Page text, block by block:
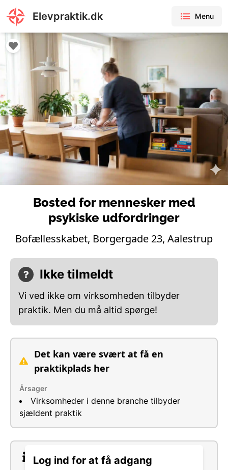
Elevpraktik.dk Menu
Log ind for at få adgang
Bosted for mennesker med
psykiske udfordringer
Bofællesskabet, Borgergade 23, Aalestrup
Ikke tilmeldt
Vi ved ikke om virksomheden tilbyder
praktik. Men du må altid spørge!
Det kan være svært at få en
praktikplads her
Årsager
Virksomheder i denne branche tilbyder
sjældent praktik
Om virksomheden